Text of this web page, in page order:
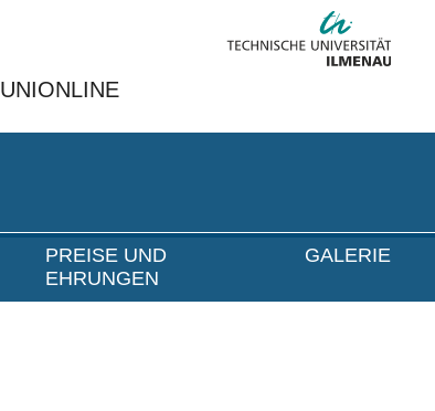
UNIONLINE
PREISE UND
EHRUNGEN
GALERIE